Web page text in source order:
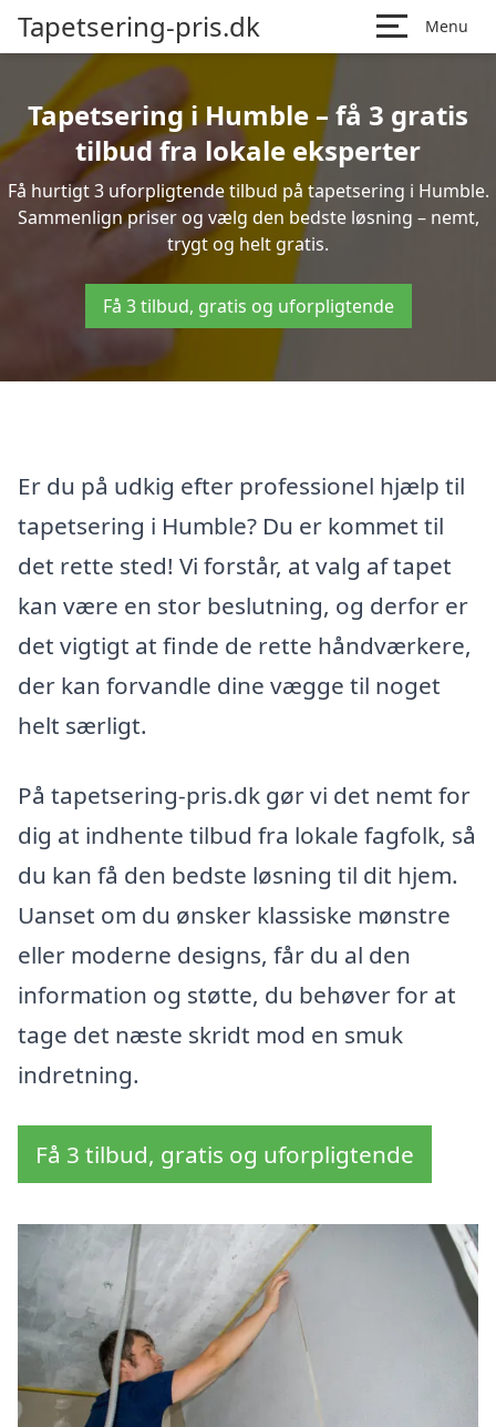
Tapetsering-pris.dk Menu
Tapetsering i Humble – få 3 gratis
tilbud fra lokale eksperter
Få hurtigt 3 uforpligtende tilbud på tapetsering i Humble.
Sammenlign priser og vælg den bedste løsning – nemt,
trygt og helt gratis.
Få 3 tilbud, gratis og uforpligtende
Er du på udkig efter professionel hjælp til
tapetsering i Humble? Du er kommet til
det rette sted! Vi forstår, at valg af tapet
kan være en stor beslutning, og derfor er
det vigtigt at finde de rette håndværkere,
der kan forvandle dine vægge til noget
helt særligt.
På tapetsering-pris.dk gør vi det nemt for
dig at indhente tilbud fra lokale fagfolk, så
du kan få den bedste løsning til dit hjem.
Uanset om du ønsker klassiske mønstre
eller moderne designs, får du al den
information og støtte, du behøver for at
tage det næste skridt mod en smuk
indretning.
Få 3 tilbud, gratis og uforpligtende